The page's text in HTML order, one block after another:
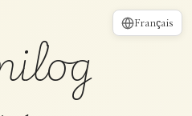
Français